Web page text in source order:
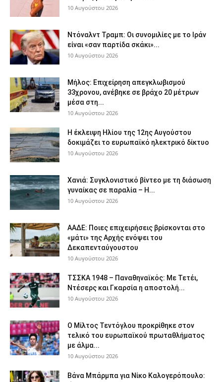
10 Αυγούστου 2026
Ντόναλντ Τραμπ: Οι συνομιλίες με το Ιράν
είναι «σαν παρτίδα σκάκι»...
10 Αυγούστου 2026
Μήλος: Επιχείρηση απεγκλωβισμού
33χρονου, ανέβηκε σε βράχο 20 μέτρων
μέσα στη...
10 Αυγούστου 2026
Η έκλειψη Ηλίου της 12ης Αυγούστου
δοκιμάζει το ευρωπαϊκό ηλεκτρικό δίκτυο
10 Αυγούστου 2026
Χανιά: Συγκλονιστικό βίντεο με τη διάσωση
γυναίκας σε παραλία – Η...
10 Αυγούστου 2026
ΑΑΔΕ: Ποιες επιχειρήσεις βρίσκονται στο
«μάτι» της Αρχής ενόψει του
Δεκαπενταύγουστου
10 Αυγούστου 2026
ΤΣΣΚΑ 1948 – Παναθηναϊκός: Με Τετέι,
Ντέσερς και Γκαρσία η αποστολή...
10 Αυγούστου 2026
Ο Μίλτος Τεντόγλου προκρίθηκε στον
τελικό του ευρωπαϊκού πρωταθλήματος
με άλμα...
10 Αυγούστου 2026
Βάνα Μπάρμπα για Νίκο Καλογερόπουλο: